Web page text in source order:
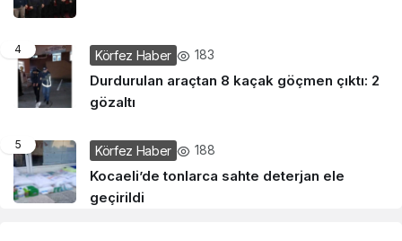
4 Körfez Haber 183
Durdurulan araçtan 8 kaçak göçmen çıktı: 2
gözaltı
5 Körfez Haber 188
Kocaeli’de tonlarca sahte deterjan ele
geçirildi